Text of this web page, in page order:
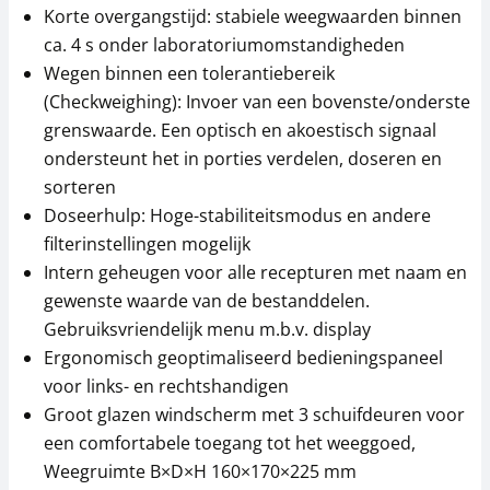
KERN YPS-04
684,00 €
827,64 € incl. btw.
Thermoprinter KERN
337,59 € incl. btw.
Korte overgangstijd: stabiele weegwaarden binnen
ca. 4 s onder laboratoriumomstandigheden
Wegen binnen een tolerantiebereik
(Checkweighing): Invoer van een bovenste/onderste
grenswaarde. Een optisch en akoestisch signaal
ondersteunt het in porties verdelen, doseren en
sorteren
Doseerhulp: Hoge-stabiliteitsmodus en andere
filterinstellingen mogelijk
Intern geheugen voor alle recepturen met naam en
gewenste waarde van de bestanddelen.
Gebruiksvriendelijk menu m.b.v. display
Ergonomisch geoptimaliseerd bedieningspaneel
voor links- en rechtshandigen
Groot glazen windscherm met 3 schuifdeuren voor
een comfortabele toegang tot het weeggoed,
Weegruimte B×D×H 160×170×225 mm